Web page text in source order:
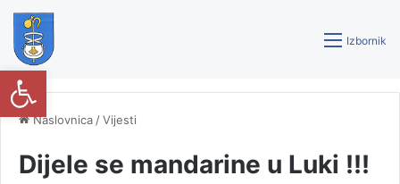
Izbornik
Naslovnica /Vijesti
Dijele se mandarine u Luki !!!
Open toolbar